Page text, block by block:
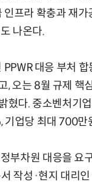
프라 확충과 재
나온다.
대응 부처
, 오는 8월 규제 핵
혔다. 중소벤처기
업당 최대 700
부차원 대응을 요
작성·현지 대리